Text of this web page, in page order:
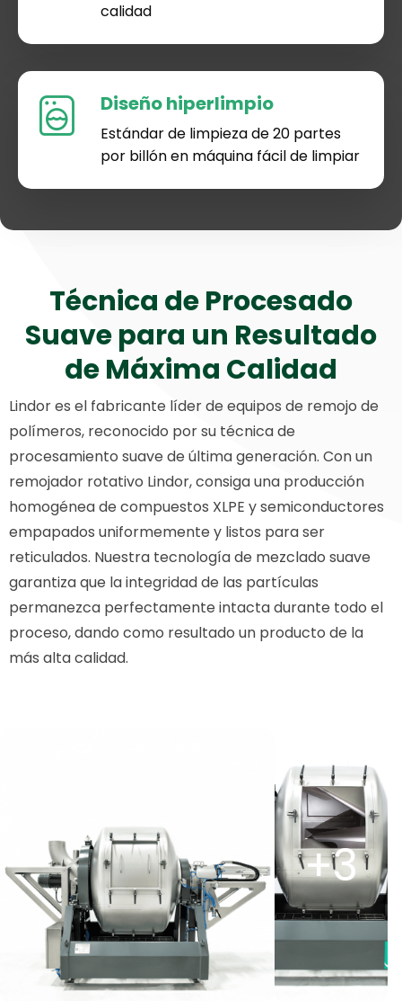
calidad
Diseño hiperlimpio
Estándar de limpieza de 20 partes
por billón en máquina fácil de limpiar
Técnica de Procesado
Suave para un Resultado
de Máxima Calidad
Lindor es el fabricante líder de equipos de remojo de
polímeros, reconocido por su técnica de
procesamiento suave de última generación. Con un
remojador rotativo Lindor, consiga una producción
homogénea de compuestos XLPE y semiconductores
empapados uniformemente y listos para ser
reticulados. Nuestra tecnología de mezclado suave
garantiza que la integridad de las partículas
permanezca perfectamente intacta durante todo el
proceso, dando como resultado un producto de la
más alta calidad.
imagen
en
la
galería
+3
la